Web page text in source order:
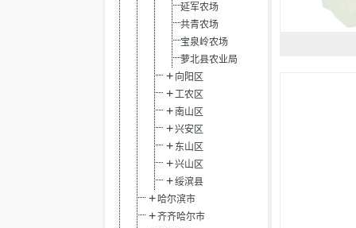
延军农场
共青农场
宝泉岭农场
萝北县农业局
向阳区
工农区
南山区
兴安区
东山区
兴山区
绥滨县
哈尔滨市
齐齐哈尔市